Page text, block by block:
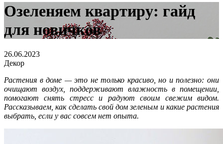
Озеленяем квартиру: гайд
для новичков
26.06.2023
Декор
Растения в доме — это не только красиво, но и полезно: они
очищают воздух, поддерживают влажность в помещении,
помогают снять стресс и радуют своим свежим видом.
Рассказываем, как сделать свой дом зеленым и какие растения
выбрать, если у вас совсем нет опыта.